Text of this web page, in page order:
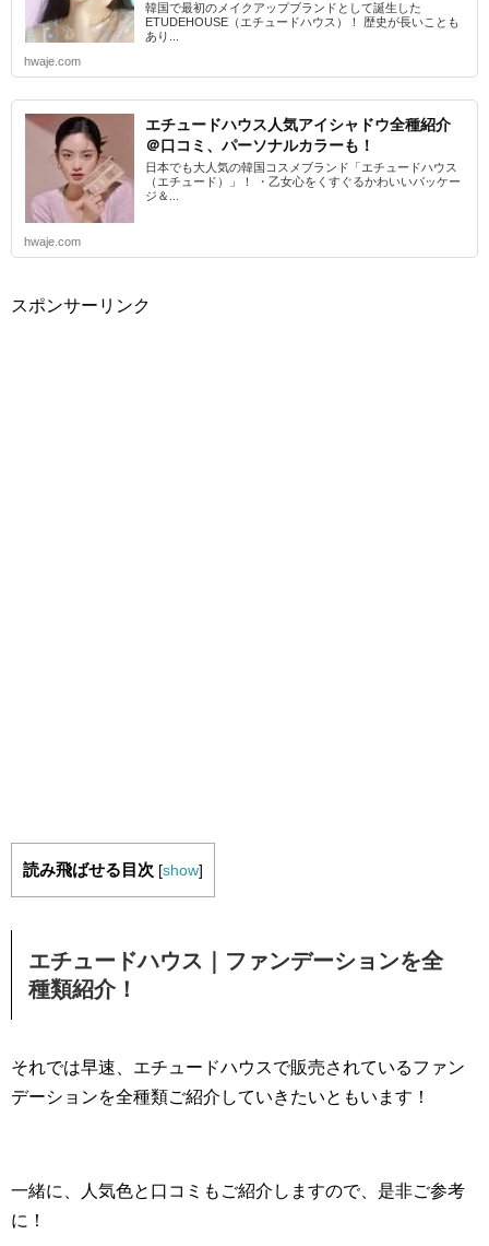
韓国で最初のメイクアップブランドとして誕生した
ETUDEHOUSE（エチュードハウス）！ 歴史が長いことも
あり...
hwaje.com
エチュードハウス人気アイシャドウ全種紹介
＠口コミ、パーソナルカラーも！
日本でも大人気の韓国コスメブランド「エチュードハウス
（エチュード）」！ ・乙女心をくすぐるかわいいパッケー
ジ＆...
hwaje.com
スポンサーリンク
読み飛ばせる目次 [show]
エチュードハウス｜ファンデーションを全
種類紹介！
それでは早速、エチュードハウスで販売されているファン
デーションを全種類ご紹介していきたいともいます！
一緒に、人気色と口コミもご紹介しますので、是非ご参考
に！